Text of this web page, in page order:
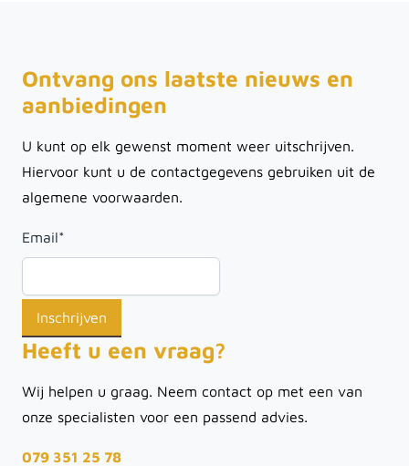
Ontvang ons laatste nieuws en
aanbiedingen
U kunt op elk gewenst moment weer uitschrijven.
Hiervoor kunt u de contactgegevens gebruiken uit de
algemene voorwaarden.
Email*
Heeft u een vraag?
Wij helpen u graag. Neem contact op met een van
onze specialisten voor een passend advies.
079 351 25 78